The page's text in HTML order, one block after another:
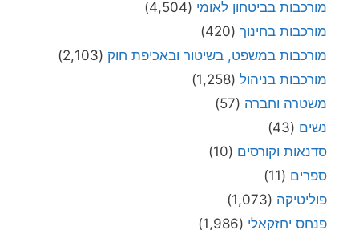
מורכבות בביטחון לאומי (4,504)
מורכבות בחינוך (420)
מורכבות במשפט, בשיטור ובאכיפת חוק (2,103)
מורכבות בניהול (1,258)
משטרה וחברה (57)
נשים (43)
סדנאות וקורסים (10)
ספרים (11)
פוליטיקה (1,073)
פנחס יחזקאלי (1,986)